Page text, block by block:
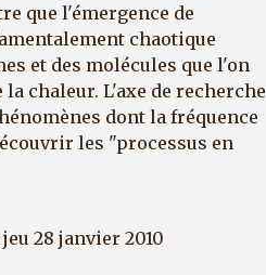
que l'émergence de
chaotique
et des molécules que l'on
chaleur. L'axe de recherche
dont la fréquence
les "processus en
28 janvier 2010